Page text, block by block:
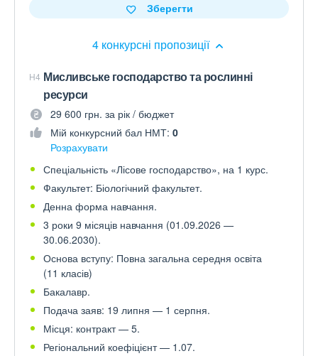
4 конкурсні пропозиції
Зберегти
H4 Мисливське господарство та рослинні
ресурси
29 600 грн. за рік / бюджет
Мій конкурсний бал НМТ: 0
Розрахувати
Спеціальність «Лісове господарство», на 1 курс.
Факультет: Біологічний факультет.
Денна форма навчання.
3 роки 9 місяців навчання (01.09.2026 —
30.06.2030).
Основа вступу: Повна загальна середня освіта
(11 класів)
Бакалавр.
Подача заяв: 19 липня — 1 серпня.
Місця: контракт — 5.
Регіональний коефіцієнт — 1.07.